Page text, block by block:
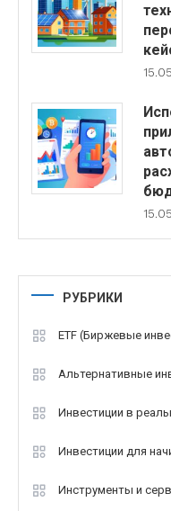
РУБРИКИ
ETF (Биржевые
Альтернативные
Инвестиции в
Инвестиции для
Инструменты и